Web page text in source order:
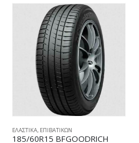
ΕΛΑΣΤΙΚΑ, ΕΠΙΒΑΤΙΚΩΝ
185/60R15 BFGOODRICH